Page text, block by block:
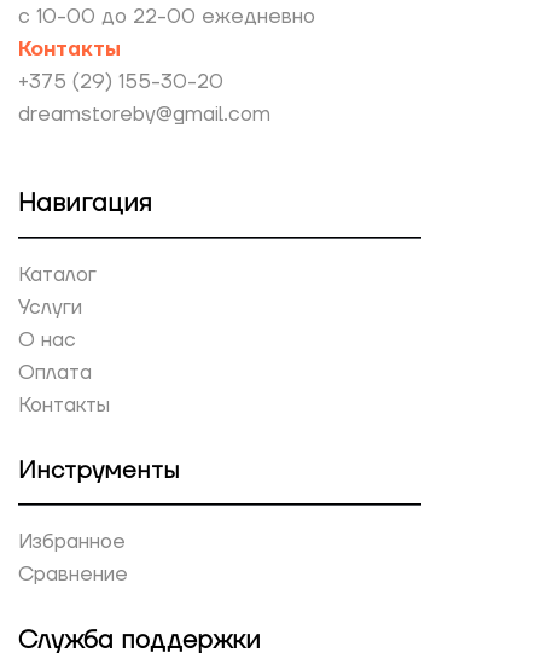
с 10-00 до 22-00 ежедневно
Контакты
+375 (29) 155-30-20
dreamstoreby@gmail.com
Навигация
Каталог
Услуги
О нас
Оплата
Контакты
Инструменты
Избранное
Сравнение
Служба поддержки